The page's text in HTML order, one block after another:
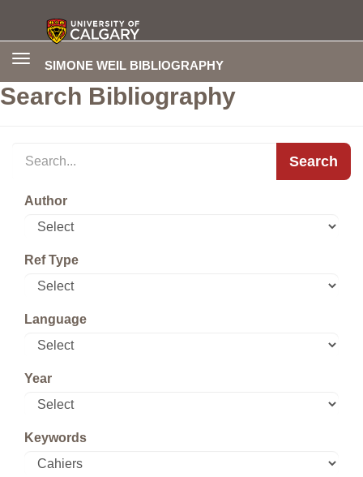
SIMONE WEIL BIBLIOGRAPHY
Toggle
Search Bibliography
Search
Author
Ref Type
Language
Year
Keywords